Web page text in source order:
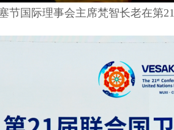
节国际理事会主席梵智长老在第21